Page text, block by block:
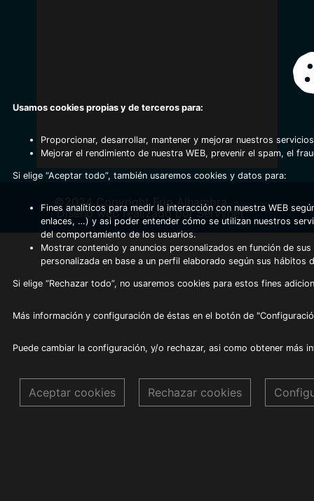
©2024 Copyright Frio Alhambra
Diseño web realizado por Servynet
Usamos cookies propias y de terceros para:
Proporcionar, desarrollar, mantener y mejorar nuestros
Mejorar el rendimiento de nuestra WEB, prevenir el spam, el
Si elige “Aceptar todo”, también usaremos cookies y datos para:
Fines analíticos para medir la interacción con nuestra WEB
enlaces, …) y asi poder entender cómo se utilizan nuestros
del comportamiento de los usuarios.
Mostrar contenido y anuncios personalizados en función de
personalizada en base a un perfil elaborado según sus hábitos
Si elige “Rechazar todo”, no usaremos cookies para estos fines
Más información y configuración de éstas en el botón de
Puede cambiar la configuración, y/o rechazar, asi como obtener más
Aceptar cookies Rechazar cookies